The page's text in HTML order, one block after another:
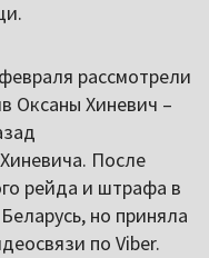
рассмотрели
Оксаны Хиневич –
После
рейда и штрафа в
но приняла
по Viber.